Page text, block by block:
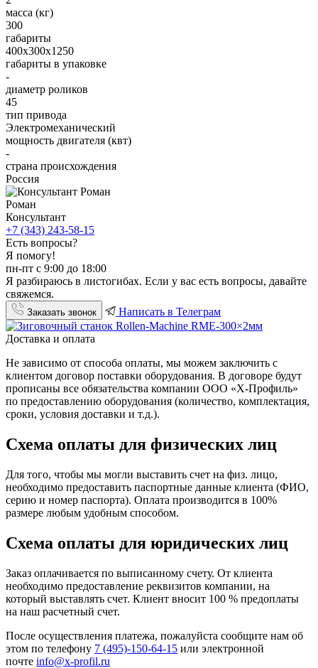
масса (кг)
300
габариты
400х300х1250
габариты в упаковке
-
диаметр роликов
45
тип привода
Электромеханический
мощность двигателя (квт)
-
страна происхождения
Россия
Роман
Консультант
+7 (343) 243-58-15
Есть вопросы?
Я помогу!
пн-пт с 9:00 до 18:00
Я разбираюсь в листогибах. Если у вас есть вопросы, давайте
свяжемся.
Заказать звонок Написать в Телеграм
Доставка и оплата
Не зависимо от способа оплаты, мы можем заключить с
клиентом договор поставки оборудования. В договоре будут
прописаны все обязательства компании ООО «Х-Профиль»
по предоставлению оборудования (количество, комплектация,
сроки, условия доставки и т.д.).
Схема оплаты для физических лиц
Для того, чтобы мы могли выставить счет на физ. лицо,
необходимо предоставить паспортные данные клиента (ФИО,
серию и номер паспорта). Оплата производится в 100%
размере любым удобным способом.
Схема оплаты для юридических лиц
Заказ оплачивается по выписанному счету. От клиента
необходимо предоставление реквизитов компании, на
который выставлять счет. Клиент вносит 100 % предоплаты
на наш расчетный счет.
После осуществления платежа, пожалуйста сообщите нам об
этом по телефону 7 (495)-150-64-15 или электронной
почте info@x-profil.ru